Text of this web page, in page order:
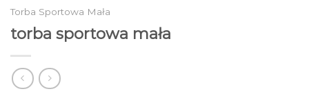
Torba Sportowa Mała
torba sportowa mała